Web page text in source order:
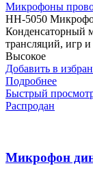
Микрофоны
HH-5050
Конденсаторный
трансляций, игр
Высокое
Добавить в
Подробнее
Быстрый
Распродан
Микрофон